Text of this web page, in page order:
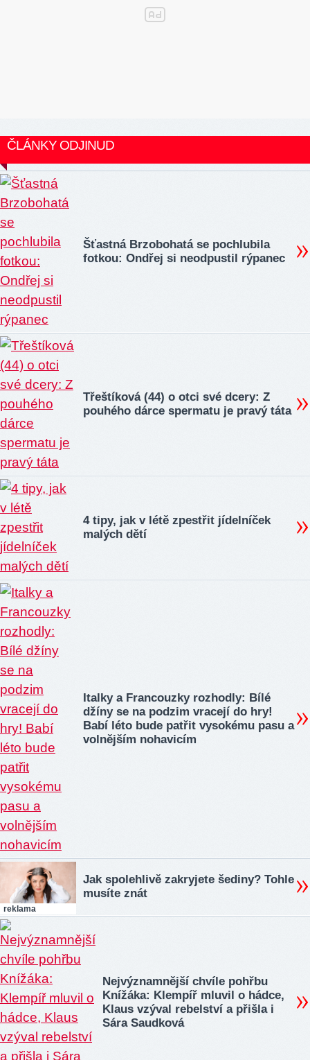
ČLÁNKY ODJINUD
Šťastná Brzobohatá se pochlubila
fotkou: Ondřej si neodpustil rýpanec
Třeštíková (44) o otci své dcery: Z
pouhého dárce spermatu je pravý táta
4 tipy, jak v létě zpestřit jídelníček
malých dětí
Italky a Francouzky rozhodly: Bílé
džíny se na podzim vracejí do hry!
Babí léto bude patřit vysokému pasu a
volnějším nohavicím
reklama
Jak spolehlivě zakryjete šediny? Tohle
musíte znát
Nejvýznamnější chvíle pohřbu
Knížáka: Klempíř mluvil o hádce,
Klaus vzýval rebelství a přišla i
Sára Saudková